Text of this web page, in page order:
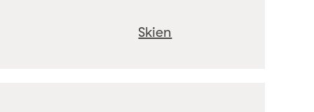
Skien